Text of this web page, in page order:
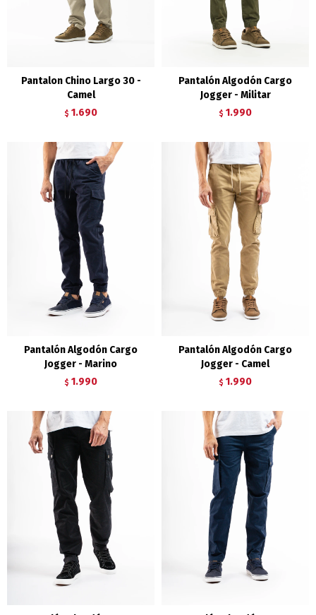
Pantalon Chino Largo 30 -
Camel
$ 1.690
Pantalón Algodón Cargo
Jogger - Militar
$ 1.990
Pantalón Algodón Cargo
Jogger - Marino
$ 1.990
Pantalón Algodón Cargo
Jogger - Camel
$ 1.990